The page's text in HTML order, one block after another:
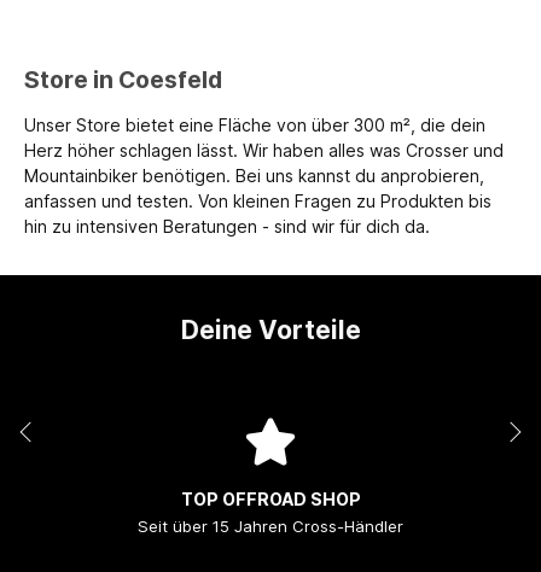
Store in Coesfeld
Unser Store bietet eine Fläche von über 300 m², die dein
Herz höher schlagen lässt. Wir haben alles was Crosser und
Mountainbiker benötigen. Bei uns kannst du anprobieren,
anfassen und testen. Von kleinen Fragen zu Produkten bis
hin zu intensiven Beratungen - sind wir für dich da.
Deine Vorteile
TOP OFFROAD SHOP
Seit über 15 Jahren Cross-Händler